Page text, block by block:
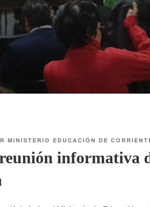
MINISTERIO EDUCACIÓN DE
informativa